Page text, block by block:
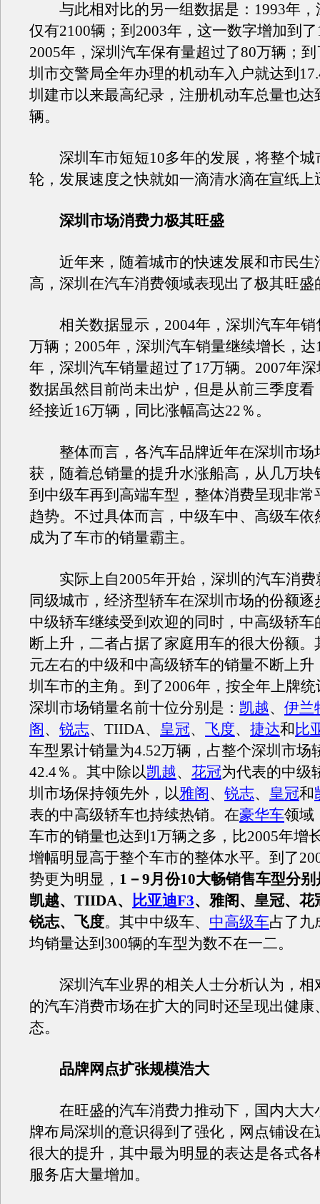
与此相对比的另一组数据是：1993年，
仅有2100辆；到2003年，这一数字增加到
2005年，深圳汽车保有量超过了80万辆；
圳市交警局全年办理的机动车入户就达到
圳建市以来最高纪录，注册机动车总量也达
辆。
深圳车市短短10多年的发展，将整个城
轮，发展速度之快就如一滴清水滴在宣纸上
深圳市场消费力极其旺盛
近年来，随着城市的快速发展和市民生
高，深圳在汽车消费领域表现出了极其旺盛
相关数据显示，2004年，深圳汽车年销
万辆；2005年，深圳汽车销量继续增长，达
年，深圳汽车销量超过了17万辆。2007年
数据虽然目前尚未出炉，但是从前三季度看
经接近16万辆，同比涨幅高达22％。
整体而言，各汽车品牌近年在深圳市场
获，随着总销量的提升水涨船高，从几万块
到中级车再到高端车型，整体消费呈现非常
趋势。不过具体而言，中级车中、高级车依
成为了车市的销量霸主。
实际上自2005年开始，深圳的汽车消费
同级城市，经济型轿车在深圳市场的份额逐
中级轿车继续受到欢迎的同时，中高级轿车
断上升，二者占据了家庭用车的很大份额。
元左右的中级和中高级轿车的销量不断上升
圳车市的主角。到了2006年，按全年上牌
深圳市场销量名前十位分别是： 凯越、 伊兰
阁、 锐志、TIIDA、 皇冠、 飞度、 捷达和 比
车型累计销量为4.52万辆，占整个深圳市场
42.4％。其中除以凯越、 花冠为代表的中级
圳市场保持领先外，以雅阁、 锐志、 皇冠和
表的中高级轿车也持续热销。在豪华车领域
车市的销量也达到1万辆之多，比2005年增
增幅明显高于整个车市的整体水平。到了
势更为明显， 1－9月份10大畅销售车型分别
凯越、TIIDA、
比亚迪F3、雅阁、皇冠、花
锐志、飞度。其中中级车、 中高级车占了九
均销量达到300辆的车型为数不在一二。
深圳汽车业界的相关人士分析认为，相
的汽车消费市场在扩大的同时还呈现出健康
态。
品牌网点扩张规模浩大
在旺盛的汽车消费力推动下，国内大大
牌布局深圳的意识得到了强化，网点铺设在
很大的提升，其中最为明显的表达是各式各
服务店大量增加。